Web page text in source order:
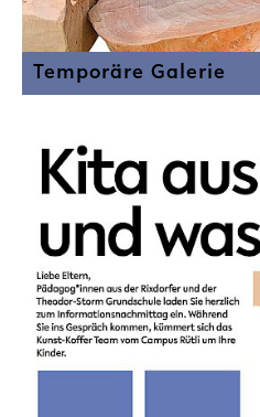
Temporäre Galerie